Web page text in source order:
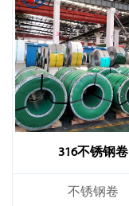
316不锈钢卷
不锈钢卷